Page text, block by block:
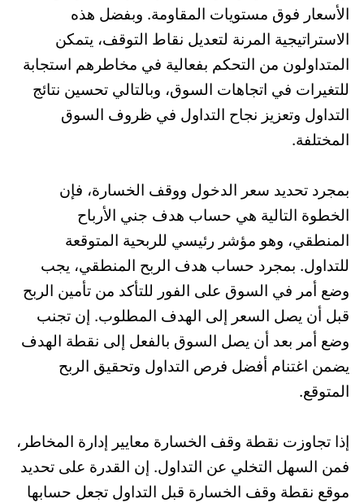
الأسعار فوق مستويات المقاومة. وبفضل هذه
الاستراتيجية المرنة لتعديل نقاط التوقف، يتمكن
المتداولون من التحكم بفعالية في مخاطرهم استجابة
للتغيرات في اتجاهات السوق، وبالتالي تحسين نتائج
التداول وتعزيز نجاح التداول في ظروف السوق
المختلفة.
بمجرد تحديد سعر الدخول ووقف الخسارة، فإن
الخطوة التالية هي حساب هدف جني الأرباح
المنطقي، وهو مؤشر رئيسي للربحية المتوقعة
للتداول. بمجرد حساب هدف الربح المنطقي، يجب
وضع أمر في السوق على الفور للتأكد من تأمين الربح
قبل أن يصل السعر إلى الهدف المطلوب. إن تجنب
وضع أمر بعد أن يصل السوق بالفعل إلى نقطة الهدف
يضمن اغتنام أفضل فرص التداول وتحقيق الربح
المتوقع.
إذا تجاوزت نقطة وقف الخسارة معايير إدارة المخاطر،
فمن السهل التخلي عن التداول. إن القدرة على تحديد
موقع نقطة وقف الخسارة قبل التداول تجعل حسابها